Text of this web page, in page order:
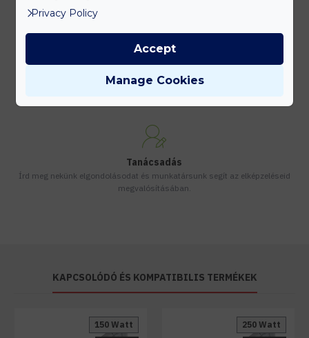
Gyors kiszállítás
Tanácsadás
Írd meg nekünk elgondolásodat és munkatársunk segít az elképzeléseid
megvalósításában.
KAPCSOLÓDÓ ÉS KOMPATIBILIS TERMÉKEK
150 Watt
250 Watt
Privacy Policy
Manage Cookies
Accept